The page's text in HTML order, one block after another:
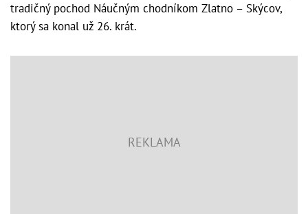
tradičný pochod Náučným chodníkom Zlatno – Skýcov,
ktorý sa konal už 26. krát.